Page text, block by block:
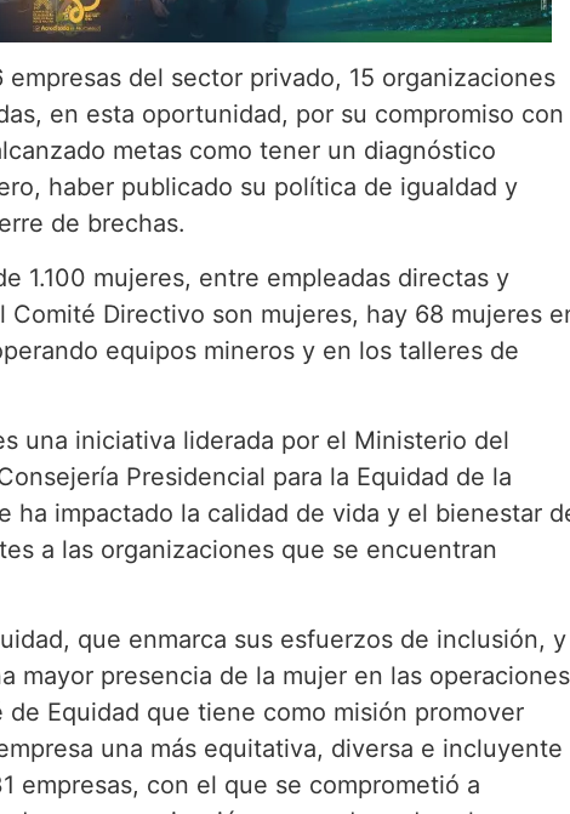
del sector privado, 15 organizaciones
en esta oportunidad, por su compromiso con
metas como tener un diagnóstico
haber publicado su política de igualdad y
de brechas.
1.100 mujeres, entre empleadas directas y
Comité Directivo son mujeres, hay 68 mujeres
equipos mineros y en los talleres de
una iniciativa liderada por el Ministerio del
Presidencial para la Equidad de la
ha impactado la calidad de vida y el bienestar
a las organizaciones que se encuentran
que enmarca sus esfuerzos de inclusión, y
mayor presencia de la mujer en las
Equidad que tiene como misión promover
una más equitativa, diversa e incluyente
empresas, con el que se comprometió a